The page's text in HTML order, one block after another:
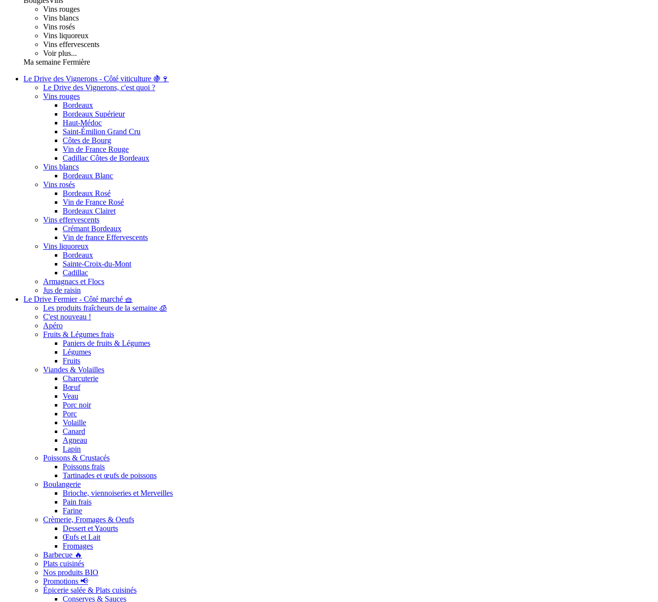
Vins rouges
Vins blancs
Vins rosés
Vins liquoreux
Vins effervescents
Voir plus...
Ma semaine Fermière
Le Drive des Vignerons - Côté viticulture 🍇🍷
Le Drive des Vignerons, c'est quoi ?
Vins rouges
Bordeaux
Bordeaux Supérieur
Haut-Médoc
Saint-Émilion Grand Cru
Côtes de Bourg
Vin de France Rouge
Cadillac Côtes de Bordeaux
Vins blancs
Bordeaux Blanc
Vins rosés
Bordeaux Rosé
Vin de France Rosé
Bordeaux Clairet
Vins effervescents
Crémant Bordeaux
Vin de france Effervescents
Vins liquoreux
Bordeaux
Sainte-Croix-du-Mont
Cadillac
Armagnacs et Flocs
Jus de raisin
Le Drive Fermier - Côté marché 🧺
Les produits fraîcheurs de la semaine 🧊
C'est nouveau !
Apéro
Fruits & Légumes frais
Paniers de fruits & Légumes
Légumes
Fruits
Viandes & Volailles
Charcuterie
Bœuf
Veau
Porc noir
Porc
Volaille
Canard
Agneau
Lapin
Poissons & Crustacés
Poissons frais
Tartinades et œufs de poissons
Boulangerie
Brioche, viennoiseries et Merveilles
Pain frais
Farine
Crèmerie, Fromages & Oeufs
Dessert et Yaourts
Œufs et Lait
Fromages
Barbecue 🔥
Plats cuisinés
Nos produits BIO
Promotions 📢
Épicerie salée & Plats cuisinés
Conserves & Sauces